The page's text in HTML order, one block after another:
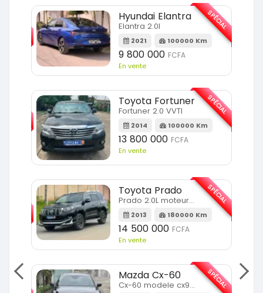
SPÉCIAL
Hyundai Elantra
Elantra 2.0l
2021 100000 Km
9 800 000 FCFA
En vente
SPÉCIAL
Toyota Fortuner
Fortuner 2.0 VVTI
2014 100000 Km
13 800 000 FCFA
En vente
SPÉCIAL
Toyota Prado
Prado 2.0L moteur d4d
2013 180000 Km
14 500 000 FCFA
En vente
SPÉCIAL
Mazda Cx-60
Cx-60 modele cx9 full option SPÉCIAL